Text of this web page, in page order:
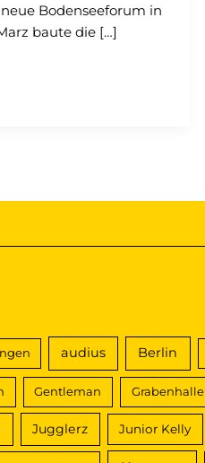
Bodenseeforum in
baute die […]
audius Berlin
Gentleman Grabenhalle
Jugglerz Junior Kelly